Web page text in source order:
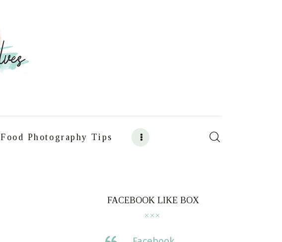
Food Photography Tips
FACEBOOK LIKE BOX